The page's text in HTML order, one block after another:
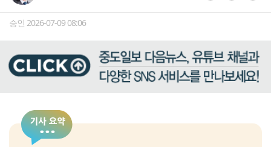
승인 2026-07-09 08:06